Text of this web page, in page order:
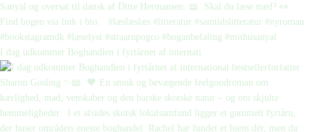
I dag udkommer Boghandlen i fyrtårnet af internati